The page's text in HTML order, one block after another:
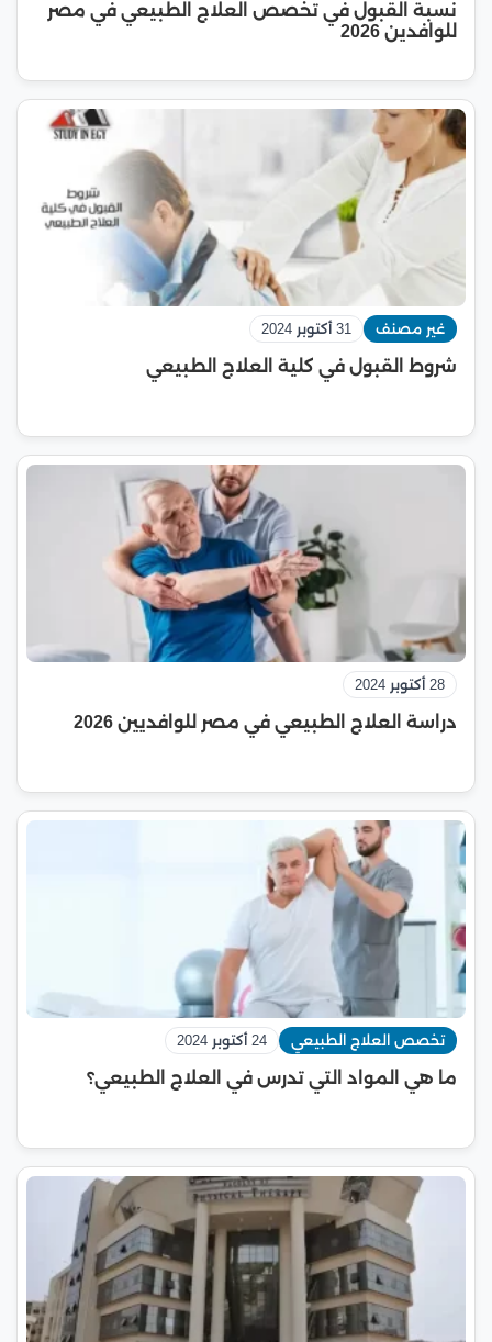
نسبة القبول في تخصص العلاج الطبيعي في مصر
للوافدين 2026
غير مصنف 31 أكتوبر 2024
شروط القبول في كلية العلاج الطبيعي
28 أكتوبر 2024
دراسة العلاج الطبيعي في مصر للوافديين 2026
تخصص العلاج الطبيعي 24 أكتوبر 2024
ما هي المواد التي تدرس في العلاج الطبيعي؟